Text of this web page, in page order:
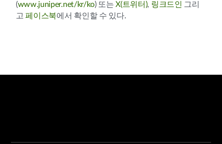
(www.juniper.net/kr/ko) 또는X(트위터), 링크드인 그리
고페이스북에서 확인할 수 있다.